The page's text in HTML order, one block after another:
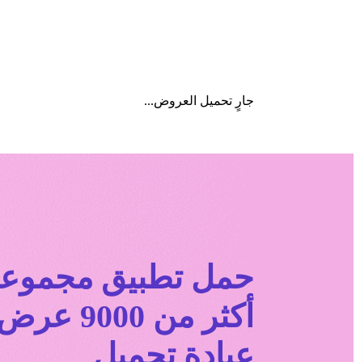
جارٍ تحميل العروض...
حمل تطبیق